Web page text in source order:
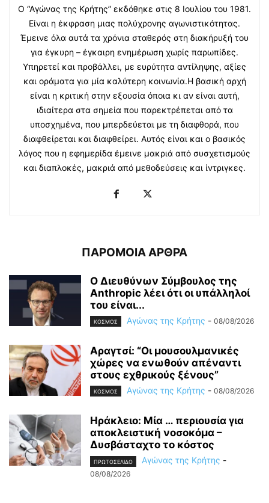
Ο “Αγώνας της Κρήτης” εκδόθηκε στις 8 Ιουλίου του 1981.
Είναι η έκφραση μιας πολύχρονης αγωνιστικότητας.
Έμεινε όλα αυτά τα χρόνια σταθερός στη διακήρυξή του
για έγκυρη – έγκαιρη ενημέρωση χωρίς παρωπίδες.
Υπηρετεί και προβάλλει, με ευρύτητα αντίληψης, αξίες
και οράματα για μία καλύτερη κοινωνία.Η βασική αρχή
είναι η κριτική στην εξουσία όποια κι αν είναι αυτή,
ιδιαίτερα στα σημεία που παρεκτρέπεται από τα
υποσχημένα, που μπερδεύεται με τη διαφθορά, που
διαφθείρεται και διαφθείρει. Αυτός είναι και ο βασικός
λόγος που η εφημερίδα έμεινε μακριά από συσχετισμούς
και διαπλοκές, μακριά από μεθοδεύσεις και ίντριγκες.
ΠΑΡΟΜΟΙΑ ΑΡΘΡΑ
Ο Διευθύνων Σύμβουλος της
Anthropic λέει ότι οι υπάλληλοί
του είναι...
ΚΟΣΜΟΣ Αγώνας της Κρήτης - 08/08/2026
Αραγτσί: “Οι μουσουλμανικές
χώρες να ενωθούν απέναντι
στους εχθρικούς ξένους”
ΚΟΣΜΟΣ Αγώνας της Κρήτης - 08/08/2026
Ηράκλειο: Μία … περιουσία για
αποκλειστική νοσοκόμα –
Δυσβάσταχτο το κόστος
ΠΡΩΤΟΣΕΛΙΔΟ Αγώνας της Κρήτης -
08/08/2026